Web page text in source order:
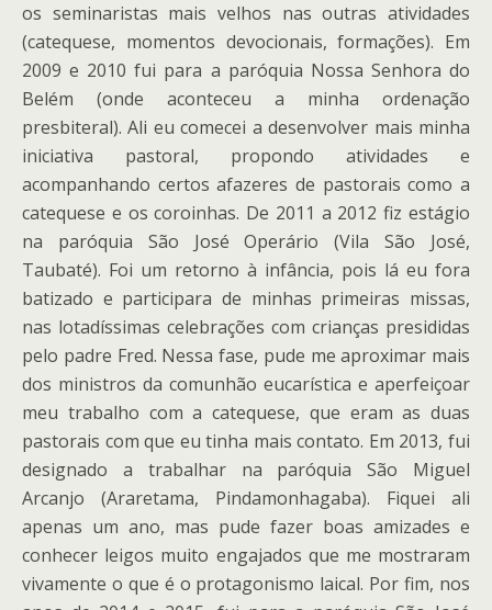
os seminaristas mais velhos nas outras atividades
(catequese, momentos devocionais, formações). Em
2009 e 2010 fui para a paróquia Nossa Senhora do
Belém (onde aconteceu a minha ordenação
presbiteral). Ali eu comecei a desenvolver mais minha
iniciativa pastoral, propondo atividades e
acompanhando certos afazeres de pastorais como a
catequese e os coroinhas. De 2011 a 2012 fiz estágio
na paróquia São José Operário (Vila São José,
Taubaté). Foi um retorno à infância, pois lá eu fora
batizado e participara de minhas primeiras missas,
nas lotadíssimas celebrações com crianças presididas
pelo padre Fred. Nessa fase, pude me aproximar mais
dos ministros da comunhão eucarística e aperfeiçoar
meu trabalho com a catequese, que eram as duas
pastorais com que eu tinha mais contato. Em 2013, fui
designado a trabalhar na paróquia São Miguel
Arcanjo (Araretama, Pindamonhagaba). Fiquei ali
apenas um ano, mas pude fazer boas amizades e
conhecer leigos muito engajados que me mostraram
vivamente o que é o protagonismo laical. Por fim, nos